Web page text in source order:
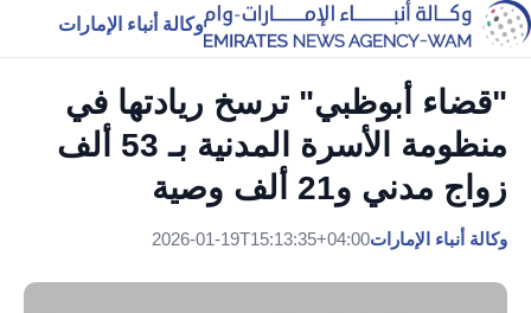
وكالة أنباء الإمارات
"قضاء أبوظبي" ترسخ ريادتها في
منظومة الأسرة المدنية بـ 53 ألف
زواج مدني و21 ألف وصية
وكالة أنباء الإمارات2026-01-19T15:13:35+04:00